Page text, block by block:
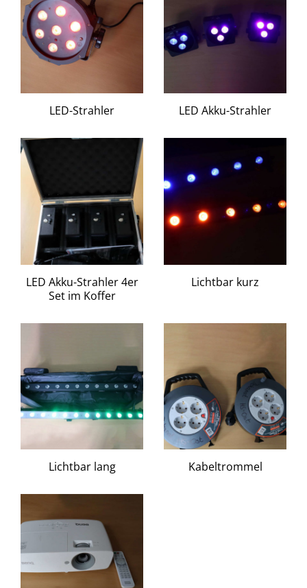
LED-Strahler LED Akku-Strahler
LED Akku-Strahler 4er
Set im Koffer
Lichtbar kurz
Lichtbar lang Kabeltrommel